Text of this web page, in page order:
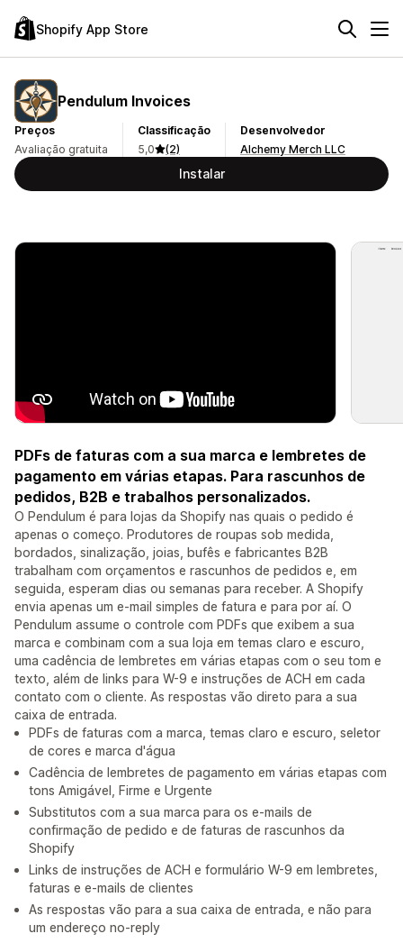
Shopify App Store
Pendulum Invoices
Preços
Avaliação gratuita
Classificação
5,0
(2)
Desenvolvedor
Alchemy Merch LLC
Instalar
PDFs de faturas com a sua marca e lembretes de
pagamento em várias etapas. Para rascunhos de
pedidos, B2B e trabalhos personalizados.
O Pendulum é para lojas da Shopify nas quais o pedido é
apenas o começo. Produtores de roupas sob medida,
bordados, sinalização, joias, bufês e fabricantes B2B
trabalham com orçamentos e rascunhos de pedidos e, em
seguida, esperam dias ou semanas para receber. A Shopify
envia apenas um e-mail simples de fatura e para por aí. O
Pendulum assume o controle com PDFs que exibem a sua
marca e combinam com a sua loja em temas claro e escuro,
uma cadência de lembretes em várias etapas com o seu tom e
texto, além de links para W-9 e instruções de ACH em cada
contato com o cliente. As respostas vão direto para a sua
caixa de entrada.
PDFs de faturas com a marca, temas claro e escuro, seletor
de cores e marca d'água
Cadência de lembretes de pagamento em várias etapas com
tons Amigável, Firme e Urgente
Substitutos com a sua marca para os e-mails de
confirmação de pedido e de faturas de rascunhos da
Shopify
Links de instruções de ACH e formulário W-9 em lembretes,
faturas e e-mails de clientes
As respostas vão para a sua caixa de entrada, e não para
um endereço no-reply